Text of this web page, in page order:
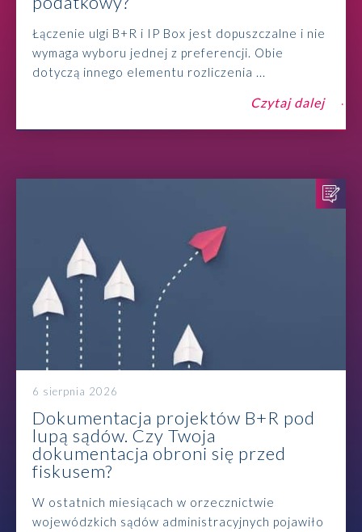
Łączenie ulgi B+R i IP Box jest dopuszczalne i nie
wymaga wyboru jednej z preferencji. Obie
dotyczą innego elementu rozliczenia ...
Czytaj dalej
6 sierpnia 2026
Dokumentacja projektów B+R pod
lupą sądów. Czy Twoja
dokumentacja obroni się przed
fiskusem?
W ostatnich miesiącach w orzecznictwie
wojewódzkich sądów administracyjnych pojawiło